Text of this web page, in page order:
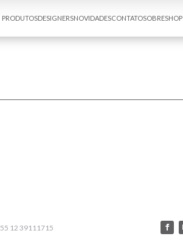
PRODUTOSDESIGNERSNOVIDADESCONTATOSOBRESHOP
55 12 39111715